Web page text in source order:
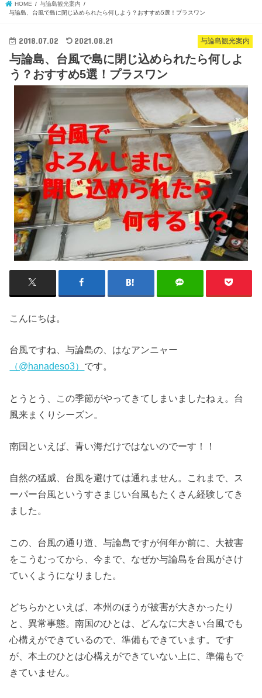
HOME
与論島観光案内
与論島、台風で島に閉じ込められたら何しよう？おすすめ5選！プラスワン
与論島観光案内
2018.07.02 2021.08.21
与論島、台風で島に閉じ込められたら何しよ
う？おすすめ5選！プラスワン
こんにちは。
台風ですね、与論島の、はなアンニャー
（@hanadeso3） です。
とうとう、この季節がやってきてしまいましたねぇ。台
風来まくりシーズン。
南国といえば、青い海だけではないのでーす！！
自然の猛威、台風を避けては通れません。これまで、ス
ーパー台風というすさまじい台風もたくさん経験してき
ました。
この、台風の通り道、与論島ですが何年か前に、大被害
をこうむってから、今まで、なぜか与論島を台風がさけ
ていくようになりました。
どちらかといえば、本州のほうが被害が大きかったり
と、異常事態。南国のひとは、どんなに大きい台風でも
心構えができているので、準備もできています。です
が、本土のひとは心構えができていない上に、準備もで
きていません。